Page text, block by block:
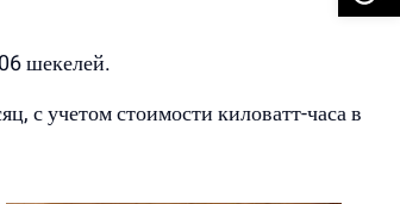
шекелей.
с учетом стоимости киловатт-часа в